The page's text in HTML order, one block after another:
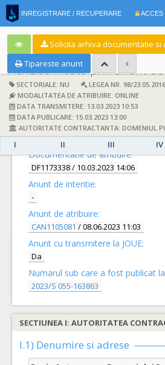
INREGISTRARE / RECUPERARE ACCES
Solicita arhiva documentatie si
Tipareste anunt
Achizitie initiata prin anunt
SECTORIALE: NU
LEGEA NR. 98/23.05.2016
MODALITATEA DE ATRIBUIRE: ONLINE
DATA TRANSMITERE: 13.03.2023 10:53
DATA PUBLICARE: 15.03.2023 13:00
AUTORITATE CONTRACTANTA: DOMENIUL
I II III IV
DETALII
Documentatie de atribuire:
DF1173338/ 10.03.2023 14:06
Anunt de intentie:
-
Anunt de atribuire:
CAN1105081 / 08.06.2023 11:03
Anunt cu transmitere la JOUE:
Da
Numarul sub care a fost publicat la
2023/S 055-163863
SECTIUNEA I: AUTORITATEA
I.1) Denumire si adrese